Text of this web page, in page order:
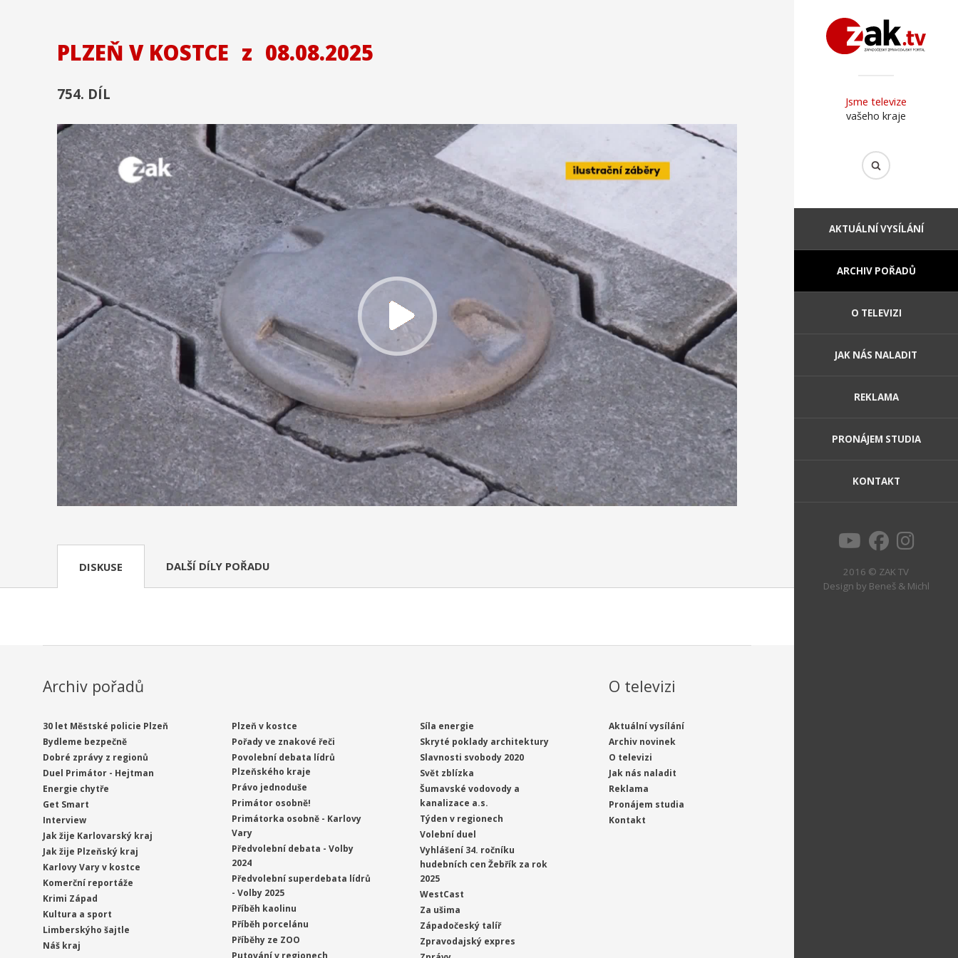
Jsme televize
vašeho kraje
AKTUÁLNÍ VYSÍLÁNÍ
ARCHIV POŘADŮ
O TELEVIZI
JAK NÁS NALADIT
REKLAMA
PRONÁJEM STUDIA
KONTAKT
2016 © ZAK TV
Design by Beneš & Michl
PLZEŇ V KOSTCE z 08.08.2025
754. DÍL
DISKUSE DALŠÍ DÍLY POŘADU
Archiv pořadů
30 let Městské policie Plzeň
Bydleme bezpečně
Dobré zprávy z regionů
Duel Primátor - Hejtman
Energie chytře
Get Smart
Interview
Jak žije Karlovarský kraj
Jak žije Plzeňský kraj
Karlovy Vary v kostce
Komerční reportáže
Krimi Západ
Kultura a sport
Limberskýho šajtle
Náš kraj
Plzeň v kostce
Pořady ve znakové řeči
Povolební debata lídrů
Plzeňského kraje
Právo jednoduše
Primátor osobně!
Primátorka osobně - Karlovy
Vary
Předvolební debata - Volby
2024
Předvolební superdebata lídrů
- Volby 2025
Příběh kaolinu
Příběh porcelánu
Příběhy ze ZOO
Síla energie
Skryté poklady architektury
Slavnosti svobody 2020
Svět zblízka
Šumavské vodovody a
kanalizace a.s.
Týden v regionech
Volební duel
Vyhlášení 34. ročníku
hudebních cen Žebřík za rok
2025
WestCast
Za ušima
Západočeský talíř
Zpravodajský expres
O televizi
Aktuální vysílání
Archiv novinek
O televizi
Jak nás naladit
Reklama
Pronájem studia
Kontakt